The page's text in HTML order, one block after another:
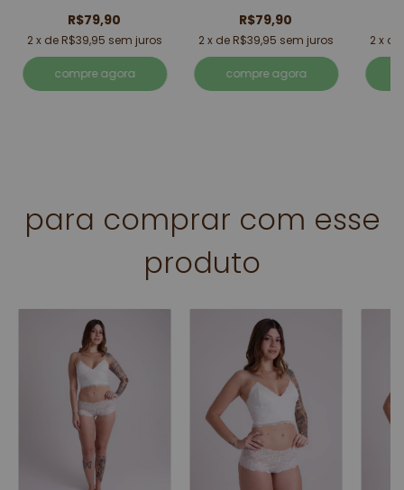
R$79,90
2x de R$39,95 sem juros
compre agora
R$79,90
2x de R$39,95 sem juros
compre agora
2 x de
para comprar com esse
produto